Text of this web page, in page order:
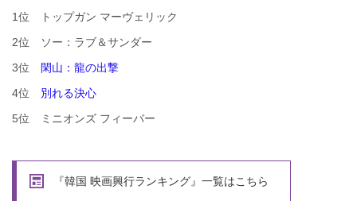
1位 トップガン マーヴェリック
2位 ソー：ラブ＆サンダー
3位 閑山：龍の出撃
4位 別れる決心
5位 ミニオンズ フィーバー
『韓国 映画興行ランキング』一覧はこちら